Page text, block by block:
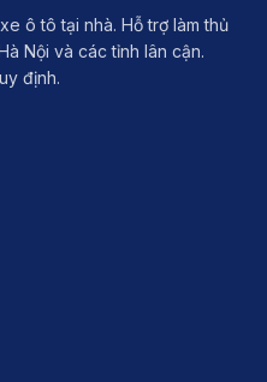
ô tô tại nhà. Hỗ trợ làm thủ
Nội và các tỉnh lân cận.
định.